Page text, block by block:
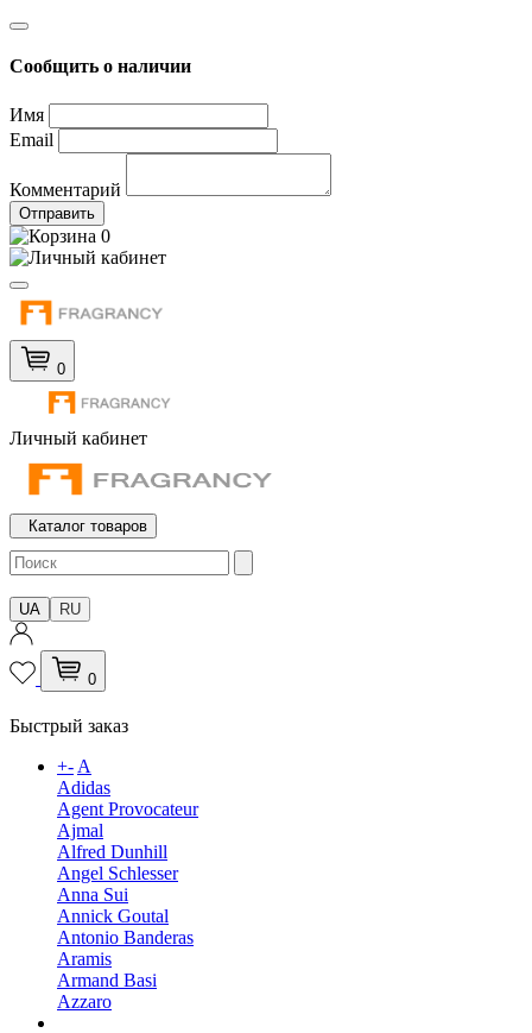
Сообщить о наличии
Имя
Email
Комментарий
Отправить
0
0
Личный кабинет
Каталог товаров
UA RU
0
Быстрый заказ
+-A
Adidas
Agent Provocateur
Ajmal
Alfred Dunhill
Angel Schlesser
Anna Sui
Annick Goutal
Antonio Banderas
Aramis
Armand Basi
Azzaro